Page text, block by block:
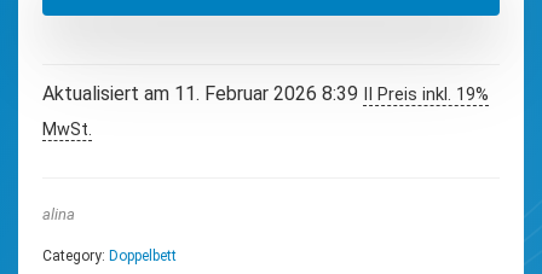
Aktualisiert am 11. Februar 2026 8:39
II Preis inkl. 19%
MwSt.
alina
Category: Doppelbett